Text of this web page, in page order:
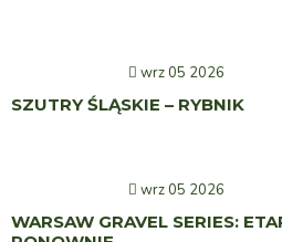
wrz 05 2026
SZUTRY ŚLĄSKIE – RYBNIK
wrz 05 2026
WARSAW GRAVEL SERIES: